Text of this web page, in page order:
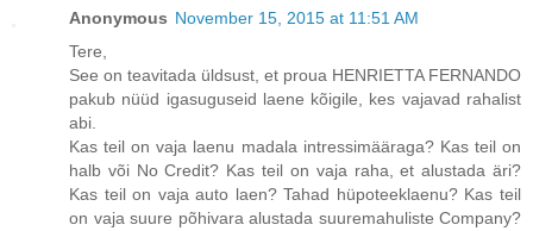
Anonymous November 15, 2015 at 11:51 AM
Tere,
See on teavitada üldsust, et proua HENRIETTA FERNANDO
pakub nüüd igasuguseid laene kõigile, kes vajavad rahalist
abi.
Kas teil on vaja laenu madala intressimääraga? Kas teil on
halb või No Credit? Kas teil on vaja raha, et alustada äri?
Kas teil on vaja auto laen? Tahad hüpoteeklaenu? Kas teil
on vaja suure põhivara alustada suuremahuliste Company?